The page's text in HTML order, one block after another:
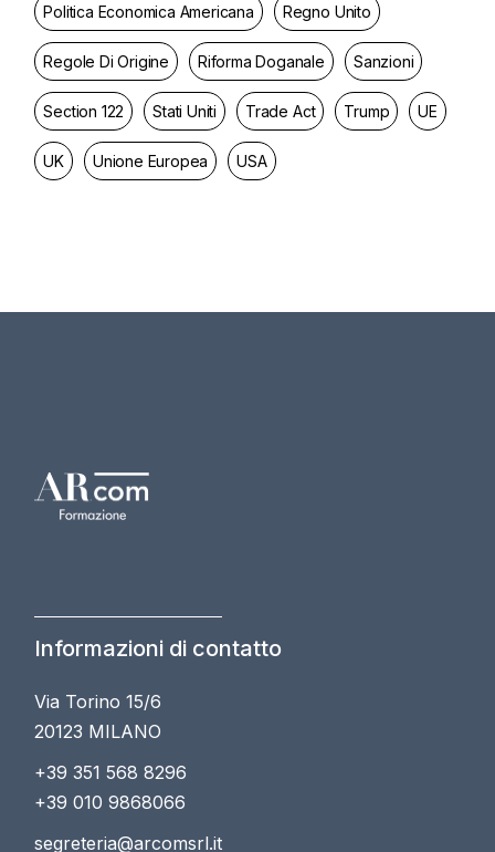
Politica Economica Americana Regno Unito
Regole Di Origine Riforma Doganale Sanzioni
Section 122 Stati Uniti Trade Act Trump UE
UK Unione Europea USA
Informazioni di contatto
Via Torino 15/6
20123 MILANO
+39 351 568 8296
+39 010 9868066
segreteria@arcomsrl.it